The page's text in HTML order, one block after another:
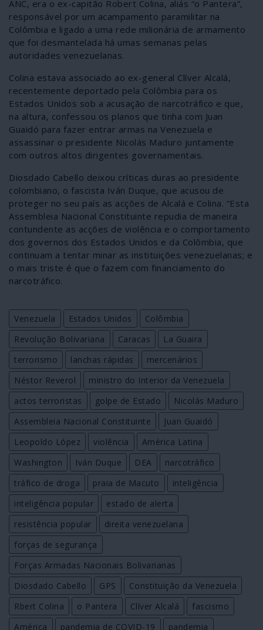
ANC, era o ex-capitão Robert Colina, aliás “o Pantera”,
responsável por um acampamento paramilitar na
Colômbia e ligado a uma rede milionária de armamento
que foi desmantelada há umas semanas pelas
autoridades venezuelanas.
Colina estava associado ao ex-general Clíver Alcalá,
recentemente deportado pela Colômbia para os
Estados Unidos sob a acusação de narcotráfico e que,
na altura, confessou os planos que tinha com Juan
Guaidó para fazer entrar armas na Venezuela e
assassinar o presidente Nicolás Maduro juntamente
com outros altos dirigentes governamentais.
Diosdado Cabello deixou críticas duras ao presidente
colombiano, o fascista Iván Duque, que acusou de
proteger no seu país as acções de Alcalá e Colina. “Esta
Assembleia Nacional Constituinte repudia de maneira
contundente as acções de violência e o comportamento
dos governos dos Estados Unidos e da Colômbia, que
continuam a tentar minar as instituições venezuelanas; e
o mais triste é que o fazem com financiamento do
narcotráfico.
Venezuela Estados Unidos
Colômbia
Revolução Bolivariana
Caracas
La Guaira
terrorismo
lanchas rápidas
mercenários
Néstor Reverol
ministro do Interior da Venezuela
actos terroristas
golpe de Estado
Nicolás Maduro
Assembleia Nacional Constituinte
Juan Guaidó
Leopoldo López
violência
América Latina
Washington
Iván Duque DEA
narcotráfico
tráfico de droga
praia de Macuto
inteligência
inteligência popular
estado de alerta
resistência popular
direita venezuelana
forças de segurança
Forças Armadas Nacionais Bolivarianas
Diosdado Cabello
GPS
Constituição da Venezuela
Rbert Colina
o Pantera Clíver Alcalá
fascismo
América
pandemia de COVID-19
pandemia